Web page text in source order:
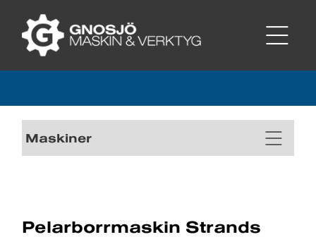
Maskiner
Pelarborrmaskin Strands